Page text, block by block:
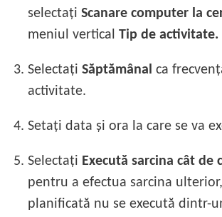
selectațiScanare computer la
meniul verticalTip de activitate.
3. SelectațiSăptămânal ca
activitate.
4. Setați data și ora la care se va
5. Selectați Execută sarcina cât de
pentru a efectua sarcina
planificată nu se execută dintr-